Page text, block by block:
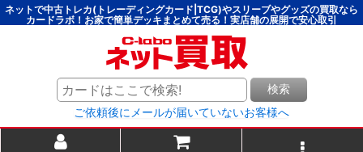
ネットで中古トレカ(トレーディングカード|TCG)やスリーブやグッズの買取なら
カードラボ！お家で簡単デッキまとめて売る！実店舗の展開で安心取引
検索
ご依頼後にメールが届いていないお客様へ